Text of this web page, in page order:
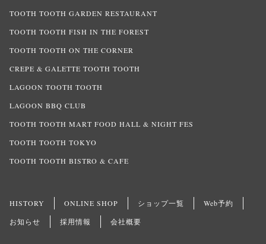
TOOTH TOOTH GARDEN RESTAURANT
TOOTH TOOTH FISH IN THE FOREST
TOOTH TOOTH ON THE CORNER
CREPE & GALETTE TOOTH TOOTH
LAGOON TOOTH TOOTH
LAGOON BBQ CLUB
TOOTH TOOTH MART FOOD HALL & NIGHT FES
TOOTH TOOTH TOKYO
TOOTH TOOTH BISTRO & CAFE
HISTORY ONLINE SHOP ショップ一覧
Web予約
お知らせ
採用情報 会社概要